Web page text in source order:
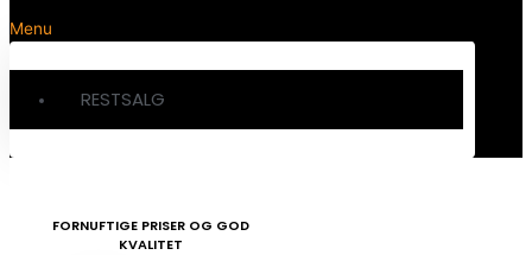
Menu
RESTSALG
FORNUFTIGE PRISER OG GOD
KVALITET